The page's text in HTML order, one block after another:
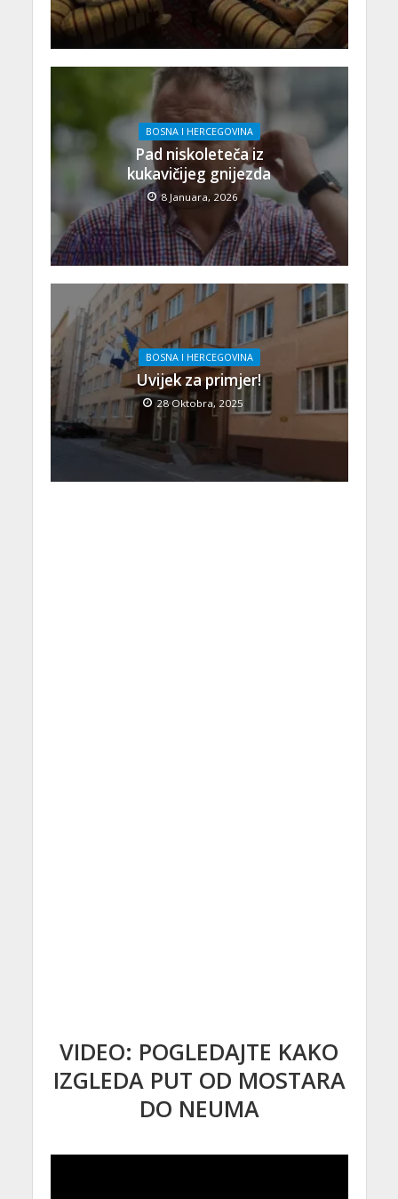
BOSNA I HERCEGOVINA
Pad niskoleteča iz
kukavičijeg gnijezda
8 Januara, 2026
BOSNA I HERCEGOVINA
Uvijek za primjer!
28 Oktobra, 2025
VIDEO: POGLEDAJTE KAKO
IZGLEDA PUT OD MOSTARA
DO NEUMA